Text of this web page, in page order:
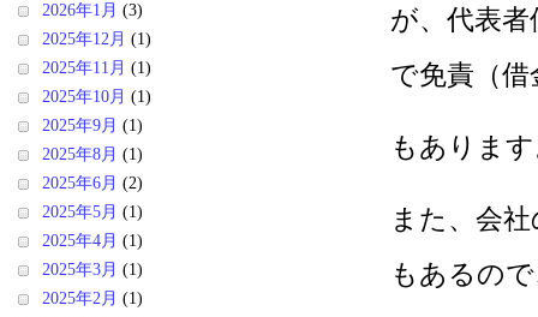
が、代表
で免責（
もありま
また、会
もあるの
2026年1月 (3)
2025年12月 (1)
2025年11月 (1)
2025年10月 (1)
2025年9月 (1)
2025年8月 (1)
2025年6月 (2)
2025年5月 (1)
2025年4月 (1)
2025年3月 (1)
2025年2月 (1)